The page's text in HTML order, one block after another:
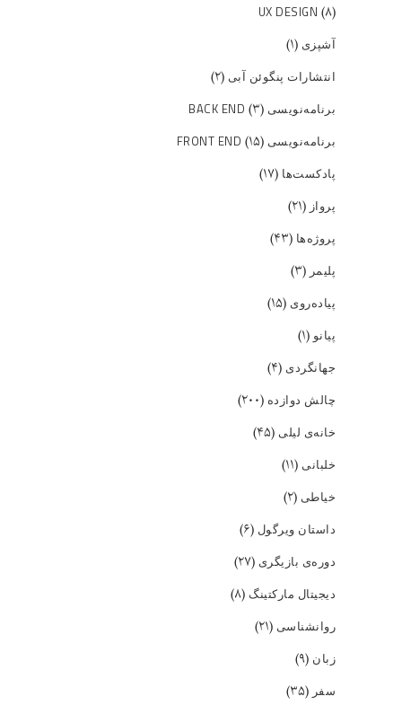
UX DESIGN (۸)
آشپزی (۱)
انتشارات پنگوئن آبی (۲)
برنامه‌نویسی BACK END (۳)
برنامه‌نویسی FRONT END (۱۵)
پادکست‌ها (۱۷)
پرواز (۲۱)
پروژه‌ها (۴۳)
پلیمر (۳)
پیاده‌روی (۱۵)
پیانو(۱)
جهانگردی (۴)
چالش دوازده (۲۰۰)
خانه‌ی لیلی (۴۵)
خلبانی (۱۱)
خیاطی (۲)
داستان ویرگول (۶)
دوره‌ی بازیگری (۲۷)
دیجیتال مارکتینگ (۸)
روانشناسی (۲۱)
زبان (۹)
سفر (۳۵)